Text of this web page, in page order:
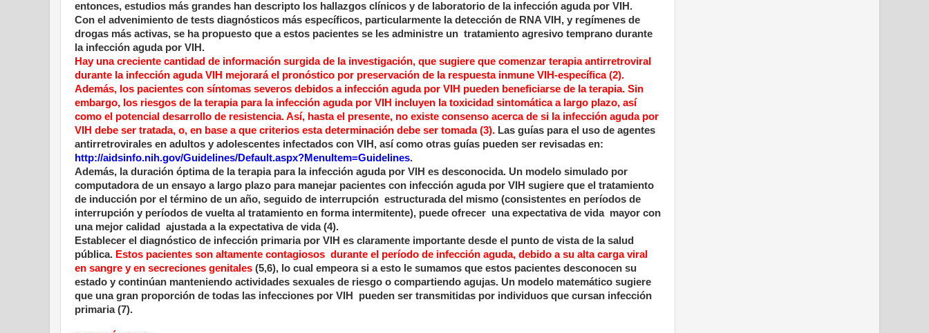
entonces, estudios más grandes han descripto los hallazgos clínicos y de laboratorio de la infección aguda por VIH.
Con el advenimiento de tests diagnósticos más específicos, particularmente la detección de RNA VIH, y regímenes de
drogas más activas, se ha propuesto que a estos pacientes se les administre un tratamiento agresivo temprano durante
la infección aguda por VIH.
Hay una creciente cantidad de información surgida de la investigación, que sugiere que comenzar terapia antirretroviral
durante la infección aguda VIH mejorará el pronóstico por preservación de la respuesta inmune VIH-específica (2).
Además, los pacientes con síntomas severos debidos a infección aguda por VIH pueden beneficiarse de la terapia. Sin
embargo, los riesgos de la terapia para la infección aguda por VIH incluyen la toxicidad sintomática a largo plazo, así
como el potencial desarrollo de resistencia. Así, hasta el presente, no existe consenso acerca de si la infección aguda por
VIH debe ser tratada, o, en base a que criterios esta determinación debe ser tomada (3). Las guías para el uso de agentes
antirretrovirales en adultos y adolescentes infectados con VIH, así como otras guías pueden ser revisadas en:
http://aidsinfo.nih.gov/Guidelines/Default.aspx?MenuItem=Guidelines.
Además, la duración óptima de la terapia para la infección aguda por VIH es desconocida. Un modelo simulado por
computadora de un ensayo a largo plazo para manejar pacientes con infección aguda por VIH sugiere que el tratamiento
de inducción por el término de un año, seguido de interrupción estructurada del mismo (consistentes en períodos de
interrupción y períodos de vuelta al tratamiento en forma intermitente), puede ofrecer una expectativa de vida mayor con
una mejor calidad
ajustada a la expectativa de vida (4).
Establecer el diagnóstico de infección primaria por VIH es claramente importante desde el punto de vista de la salud
pública. Estos pacientes son altamente contagiosos durante el período de infección aguda, debido a su alta carga viral
en sangre y en secreciones genitales (5,6), lo cual empeora si a esto le sumamos que estos pacientes desconocen su
estado y continúan manteniendo actividades sexuales de riesgo o compartiendo agujas. Un modelo matemático sugiere
que una gran proporción de todas las infecciones por VIH
pueden ser transmitidas por individuos que cursan infección
primaria (7).